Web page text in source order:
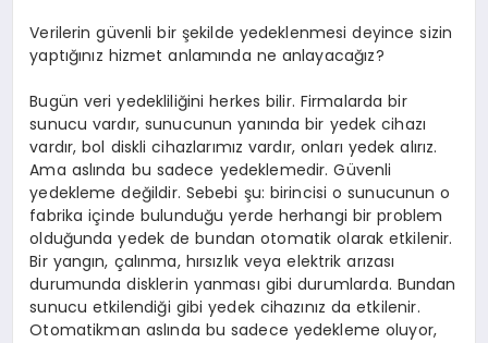
Verilerin güvenli bir şekilde yedeklenmesi deyince sizin
yaptığınız hizmet anlamında ne anlayacağız?
Bugün veri yedekliliğini herkes bilir. Firmalarda bir
sunucu vardır, sunucunun yanında bir yedek cihazı
vardır, bol diskli cihazlarımız vardır, onları yedek alırız.
Ama aslında bu sadece yedeklemedir. Güvenli
yedekleme değildir. Sebebi şu: birincisi o sunucunun o
fabrika içinde bulunduğu yerde herhangi bir problem
olduğunda yedek de bundan otomatik olarak etkilenir.
Bir yangın, çalınma, hırsızlık veya elektrik arızası
durumunda disklerin yanması gibi durumlarda. Bundan
sunucu etkilendiği gibi yedek cihazınız da etkilenir.
Otomatikman aslında bu sadece yedekleme oluyor,